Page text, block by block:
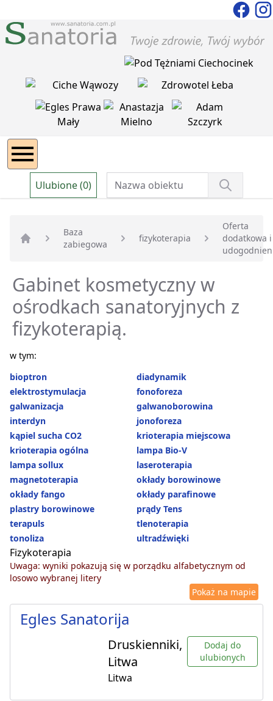
Ulubione (0)
Strona główna
Baza
zabiegowa
fizykoterapia
Oferta
dodatkowa i
Gabinet kosmetyczny w
ośrodkach sanatoryjnych z
fizykoterapią.
w tym:
bioptron
diadynamik
elektrostymulacja
fonoforeza
galwanizacja
galwanoborowina
interdyn
jonoforeza
kąpiel sucha CO2
krioterapia miejscowa
krioterapia ogólna
lampa Bio-V
lampa sollux
laseroterapia
magnetoterapia
okłady borowinowe
okłady fango
okłady parafinowe
plastry borowinowe
prądy Tens
terapuls
tlenoterapia
tonoliza
ultradźwięki
Fizykoterapia
Uwaga: wyniki pokazują się w porządku alfabetycznym od
losowo wybranej litery
Pokaż na mapie
Egles Sanatorija
Druskienniki,
Litwa
Litwa
Dodaj do
ulubionych